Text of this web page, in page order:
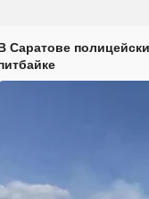
Саратове